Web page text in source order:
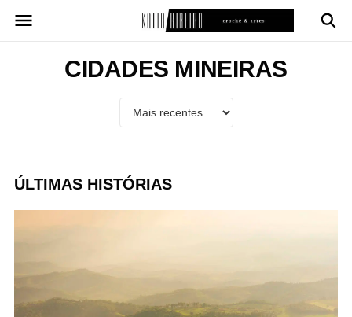
para
CIDADES MINEIRAS
ÚLTIMAS HISTÓRIAS